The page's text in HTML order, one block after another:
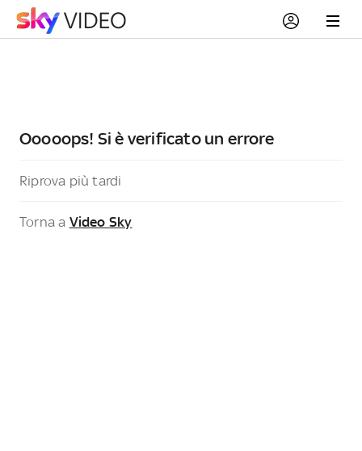
Ooooops! Si è verificato un errore
Riprova più tardi
Torna a Video Sky